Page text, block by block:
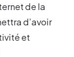
de la
d’avoir
et